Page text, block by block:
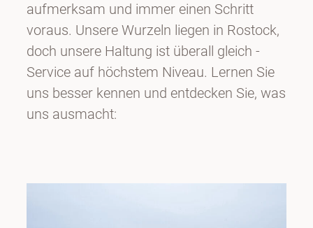
aufmerksam und immer einen Schritt
voraus. Unsere Wurzeln liegen in Rostock,
doch unsere Haltung ist überall gleich -
Service auf höchstem Niveau. Lernen Sie
uns besser kennen und entdecken Sie, was
uns ausmacht: